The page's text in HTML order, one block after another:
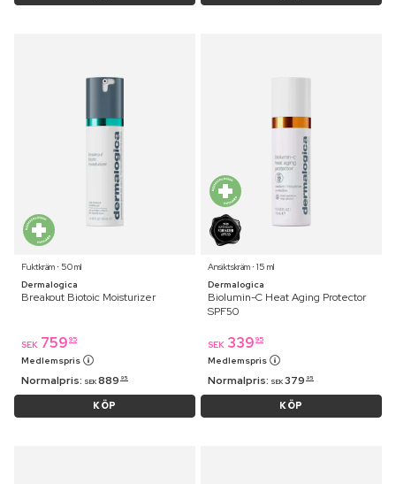
Fuktkräm ⋅ 50 ml
Dermalogica
Breakout Biotoic Moisturizer
SEK 759 95
Medlemspris
Normalpris: SEK 889 95
KÖP
Ansiktskräm ⋅ 15 ml
Dermalogica
Biolumin-C Heat Aging Protector
SPF50
SEK 339 95
Medlemspris
Normalpris: SEK 379 95
KÖP